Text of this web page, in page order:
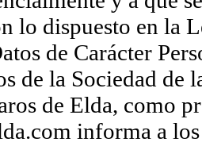
lo dispuesto en la
de Carácter
de la Sociedad
de Elda, como
informa a